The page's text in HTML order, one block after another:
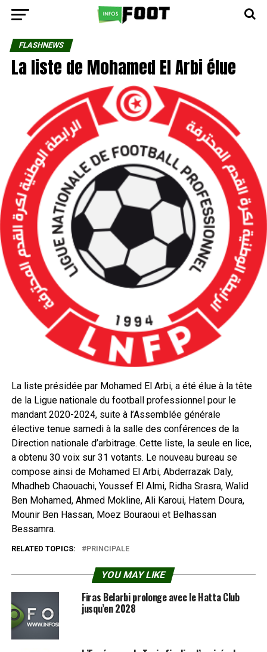
FLASHNEWS
La liste de Mohamed El Arbi élue
La liste présidée par Mohamed El Arbi, a été élue à la tête
de la Ligue nationale du football professionnel pour le
mandant 2020-2024, suite à l’Assemblée générale
élective tenue samedi à la salle des conférences de la
Direction nationale d’arbitrage. Cette liste, la seule en lice,
a obtenu 30 voix sur 31 votants. Le nouveau bureau se
compose ainsi de Mohamed El Arbi, Abderrazak Daly,
Mhadheb Chaouachi, Youssef El Almi, Ridha Srasra, Walid
Ben Mohamed, Ahmed Mokline, Ali Karoui, Hatem Doura,
Mounir Ben Hassan, Moez Bouraoui et Belhassan
Bessamra.
RELATED TOPICS: PRINCIPALE
YOU MAY LIKE
Firas Belarbi prolonge avec le Hatta Club
jusqu’en 2028